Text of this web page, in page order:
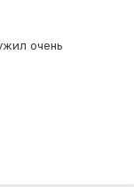
очень